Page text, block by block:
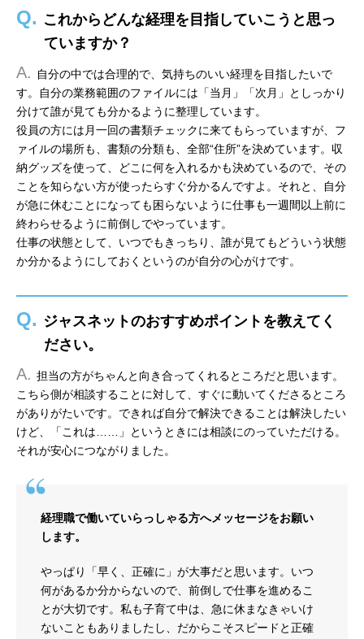
Q. これからどんな経理を目指していこうと思っ
ていますか？
A.
自分の中では合理的で、気持ちのいい経理を目指したいで
す。自分の業務範囲のファイルには「当月」「次月」としっかり
分けて誰が見ても分かるように整理しています。
役員の方には月一回の書類チェックに来てもらっていますが、フ
ァイルの場所も、書類の分類も、全部“住所”を決めています。収
納グッズを使って、どこに何を入れるかも決めているので、その
ことを知らない方が使ったらすぐ分かるんですよ。それと、自分
が急に休むことになっても困らないように仕事も一週間以上前に
終わらせるように前倒しでやっています。
仕事の状態として、いつでもきっちり、誰が見てもどういう状態
か分かるようにしておくというのが自分の心がけです。
Q. ジャスネットのおすすめポイントを教えてく
ださい。
A. 担当の方がちゃんと向き合ってくれるところだと思います。
こちら側が相談することに対して、すぐに動いてくださるところ
がありがたいです。できれば自分で解決できることは解決したい
けど、「これは……」というときには相談にのっていただける。
それが安心につながりました。
経理職で働いていらっしゃる方へメッセージをお願い
します。
やっぱり「早く、正確に」が大事だと思います。いつ
何があるか分からないので、前倒しで仕事を進めるこ
とが大切です。私も子育て中は、急に休まなきゃいけ
ないこともありましたし、だからこそスピードと正確